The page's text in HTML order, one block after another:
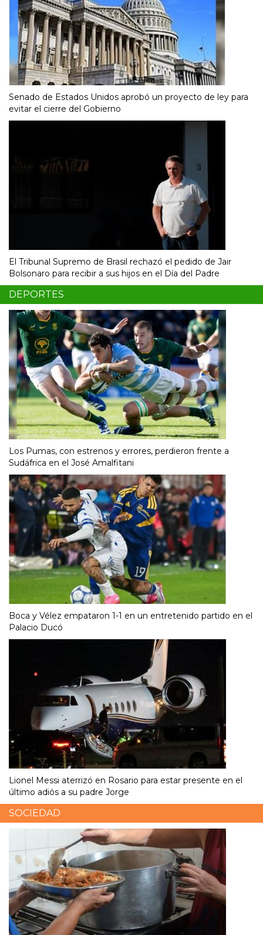
Senado de Estados Unidos aprobó un proyecto de ley para
evitar el cierre del Gobierno
El Tribunal Supremo de Brasil rechazó el pedido de Jair
Bolsonaro para recibir a sus hijos en el Día del Padre
DEPORTES
Los Pumas, con estrenos y errores, perdieron frente a
Sudáfrica en el José Amalfitani
Boca y Vélez empataron 1-1 en un entretenido partido en el
Palacio Ducó
Lionel Messi aterrizó en Rosario para estar presente en el
último adiós a su padre Jorge
SOCIEDAD